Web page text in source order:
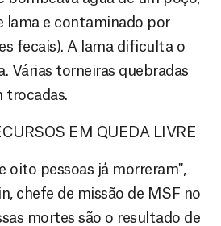
lama e contaminado por
fecais). A lama dificulta o
Várias torneiras quebradas
trocadas.
EM QUEDA LIVRE
oito pessoas já morreram",
chefe de missão de MSF no
mortes são o resultado de